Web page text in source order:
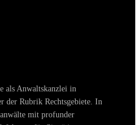
als Anwaltskanzlei in
der Rubrik Rechtsgebiete. In
mit profunder